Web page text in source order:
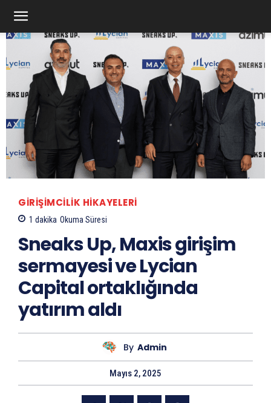
GIRIŞIMCILIK HIKAYELERI
1 dakika Okuma Süresi
Sneaks Up, Maxis girişim
sermayesi ve Lycian
Capital ortaklığında
yatırım aldı
By Admin
Mayıs 2, 2025